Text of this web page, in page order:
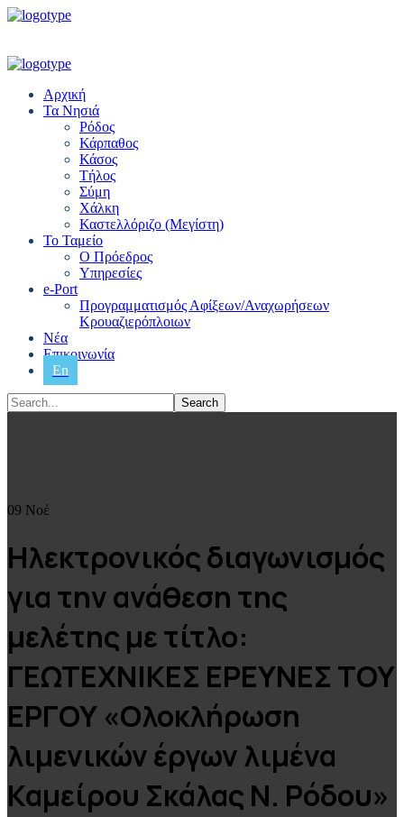
Αρχική
Τα Νησιά
Ρόδος
Κάρπαθος
Κάσος
Τήλος
Σύμη
Χάλκη
Καστελλόριζο (Μεγίστη)
Το Ταμείο
Ο Πρόεδρος
Υπηρεσίες
e-Port
Προγραμματισμός Αφίξεων/Αναχωρήσεων
Κρουαζιερόπλοιων
Νέα
Επικοινωνία
En
09 Νοέ
Ηλεκτρονικός διαγωνισμός
για την ανάθεση της
μελέτης με τίτλο:
ΓΕΩΤΕΧΝΙΚΕΣ ΕΡΕΥΝΕΣ ΤΟΥ
ΕΡΓΟΥ «Ολοκλήρωση
λιμενικών έργων λιμένα
Καμείρου Σκάλας Ν. Ρόδου»